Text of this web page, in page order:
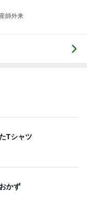
師外来
Tシャツ
かず